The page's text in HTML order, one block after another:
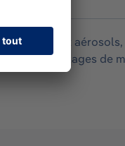
vapeurs et
Plages de